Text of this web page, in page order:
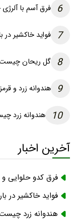
6 فرق آسم با
7 فواید خاکشیر
8 گل ریحان
9 هندوانه زرد و
10 هندوانه زرد
آخرین اخبار
فرق کدو
فواید خاکشیر در
هندوانه زرد